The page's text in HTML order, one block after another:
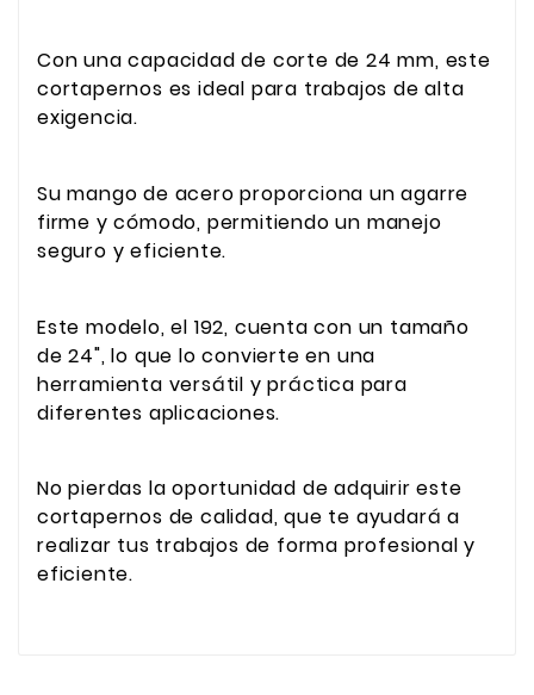
Con una capacidad de corte de 24 mm, este
cortapernos es ideal para trabajos de alta
exigencia.
Su mango de acero proporciona un agarre
firme y cómodo, permitiendo un manejo
seguro y eficiente.
Este modelo, el 192, cuenta con un tamaño
de 24", lo que lo convierte en una
herramienta versátil y práctica para
diferentes aplicaciones.
No pierdas la oportunidad de adquirir este
cortapernos de calidad, que te ayudará a
realizar tus trabajos de forma profesional y
eficiente.